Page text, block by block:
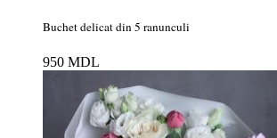
Buchet delicat din 5 ranunculi
950 MDL